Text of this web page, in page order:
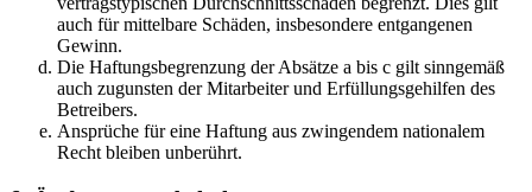
auch für mittelbare Schäden, insbesondere entgangenen
Gewinn.
Die Haftungsbegrenzung der Absätze a bis c gilt sinngemäß
auch zugunsten der Mitarbeiter und Erfüllungsgehilfen des
Betreibers.
Ansprüche für eine Haftung aus zwingendem nationalem
Recht bleiben unberührt.